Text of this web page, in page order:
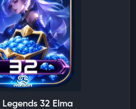
32 Elmas